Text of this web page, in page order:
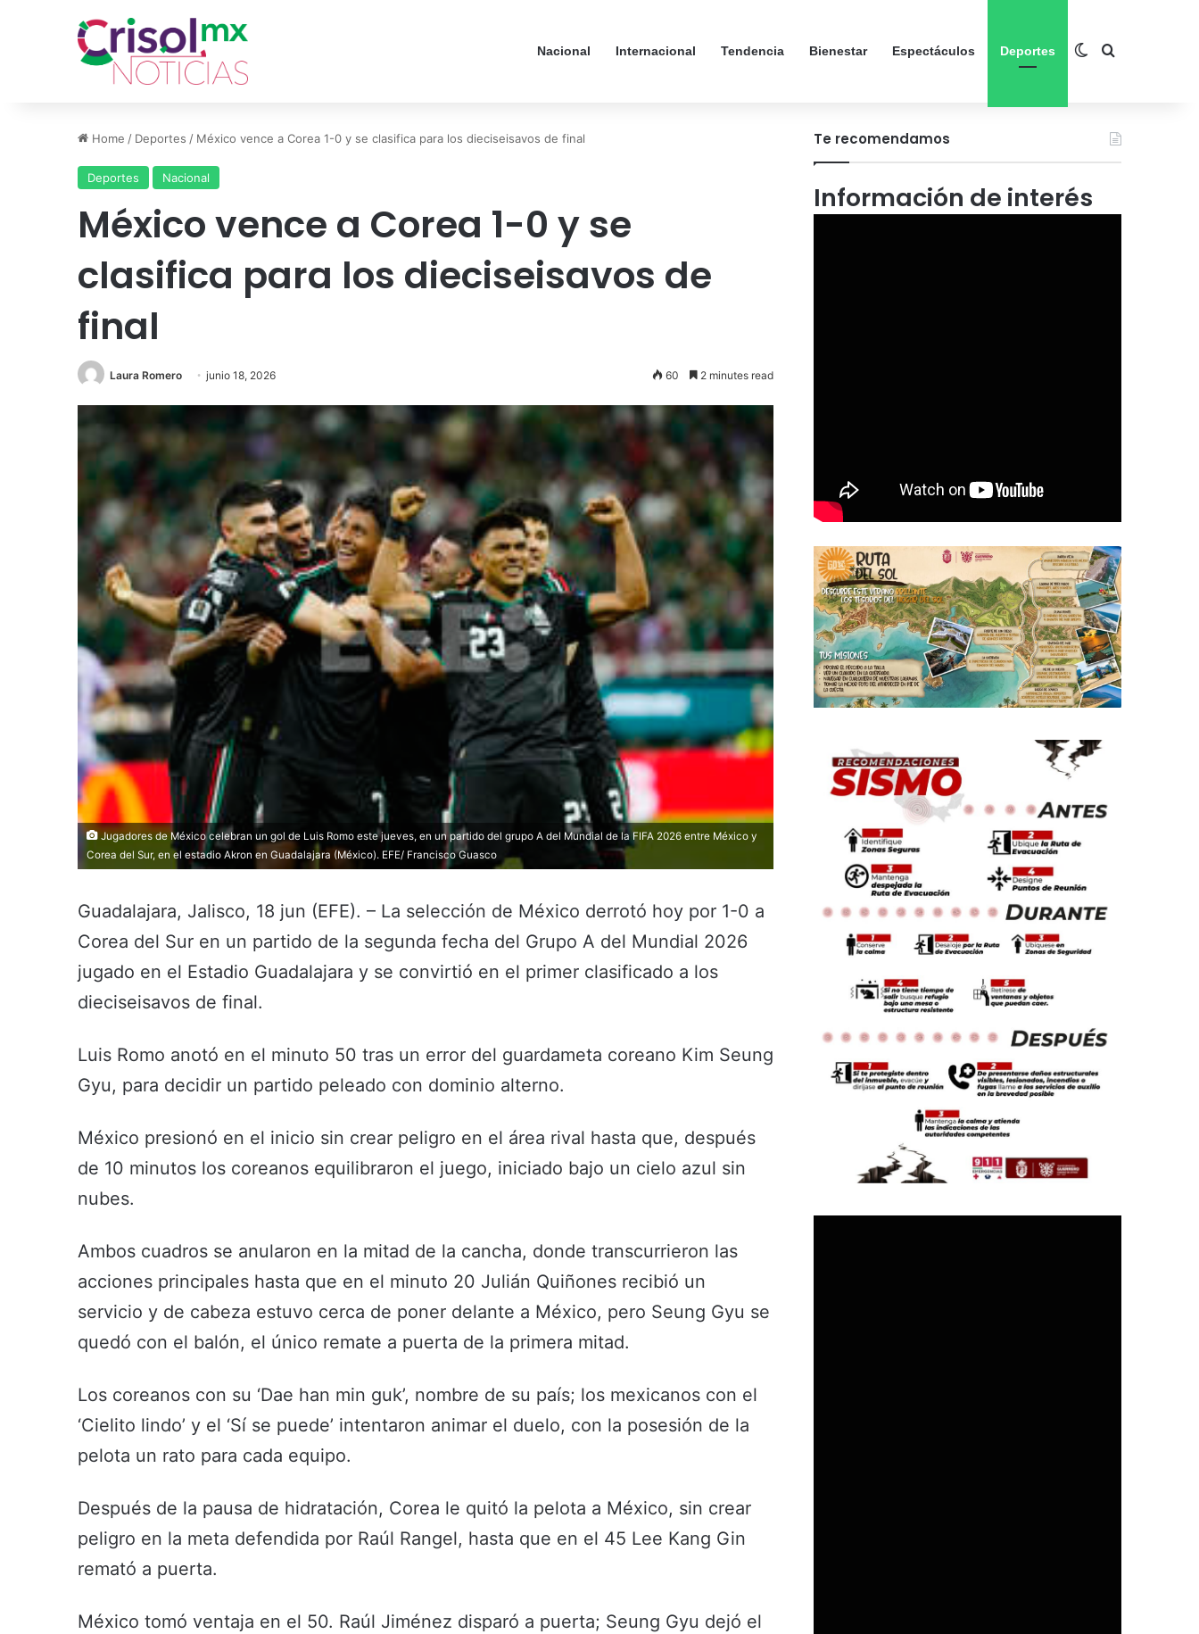
Nacional Internacional Tendencia Bienestar Espectáculos Deportes Switch skin
Search for
Home / Deportes / México vence a Corea 1-0 y se clasifica para los dieciseisavos de final
Deportes Nacional
México vence a Corea 1-0 y se
clasifica para los dieciseisavos de
final
Laura Romero junio 18, 2026 60 2 minutes read
Jugadores de México celebran un gol de Luis Romo este jueves, en un partido del grupo A del Mundial de la FIFA 2026 entre México y
Corea del Sur, en el estadio Akron en Guadalajara (México). EFE/ Francisco Guasco
Guadalajara, Jalisco, 18 jun (EFE). – La selección de México derrotó hoy por 1-0 a
Corea del Sur en un partido de la segunda fecha del Grupo A del Mundial 2026
jugado en el Estadio Guadalajara y se convirtió en el primer clasificado a los
dieciseisavos de final.
Luis Romo anotó en el minuto 50 tras un error del guardameta coreano Kim Seung
Gyu, para decidir un partido peleado con dominio alterno.
México presionó en el inicio sin crear peligro en el área rival hasta que, después
de 10 minutos los coreanos equilibraron el juego, iniciado bajo un cielo azul sin
nubes.
Ambos cuadros se anularon en la mitad de la cancha, donde transcurrieron las
acciones principales hasta que en el minuto 20 Julián Quiñones recibió un
servicio y de cabeza estuvo cerca de poner delante a México, pero Seung Gyu se
quedó con el balón, el único remate a puerta de la primera mitad.
Los coreanos con su ‘Dae han min guk’, nombre de su país; los mexicanos con el
‘Cielito lindo’ y el ‘Sí se puede’ intentaron animar el duelo, con la posesión de la
pelota un rato para cada equipo.
Después de la pausa de hidratación, Corea le quitó la pelota a México, sin crear
peligro en la meta defendida por Raúl Rangel, hasta que en el 45 Lee Kang Gin
remató a puerta.
México tomó ventaja en el 50. Raúl Jiménez disparó a puerta; Seung Gyu dejó el
Te recomendamos
Información de interés